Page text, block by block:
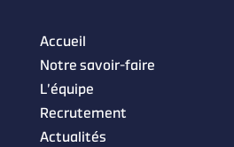
Accueil
Notre savoir-faire
L’équipe
Recrutement
Actualités